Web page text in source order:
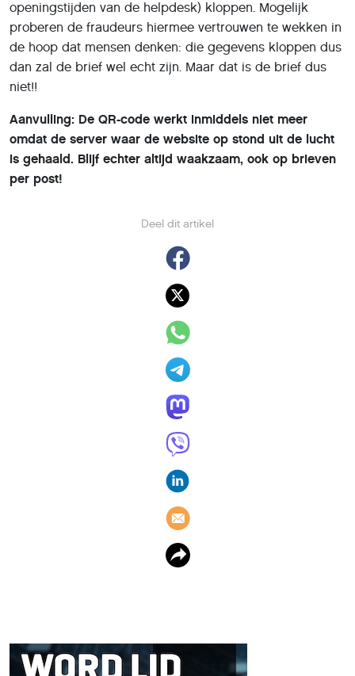
Deel dit artikel
openingstijden van de helpdesk) kloppen. Mogelijk
proberen de fraudeurs hiermee vertrouwen te wekken in
de hoop dat mensen denken: die gegevens kloppen dus
dan zal de brief wel echt zijn. Maar dat is de brief dus
niet!!
Aanvulling: De QR-code werkt inmiddels niet meer
omdat de server waar de website op stond uit de lucht
is gehaald. Blijf echter altijd waakzaam, ook op brieven
per post!